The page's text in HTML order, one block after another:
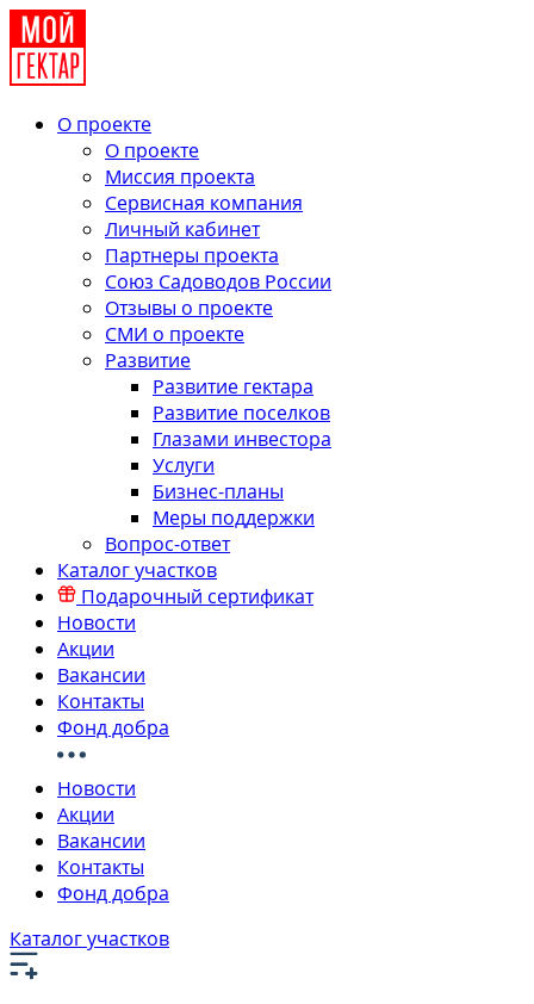
О проекте
О проекте
Миссия проекта
Сервисная компания
Личный кабинет
Партнеры проекта
Союз Садоводов России
Отзывы о проекте
СМИ о проекте
Развитие
Развитие гектара
Развитие поселков
Глазами инвестора
Услуги
Бизнес-планы
Меры поддержки
Вопрос-ответ
Каталог участков
Подарочный сертификат
Новости
Акции
Вакансии
Контакты
Фонд добра
Новости
Акции
Вакансии
Контакты
Фонд добра
Каталог участков